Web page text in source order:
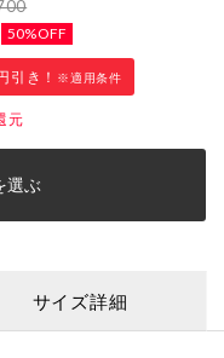
50%OFF
引き！ ※適用条件
元
選ぶ
サイズ詳細